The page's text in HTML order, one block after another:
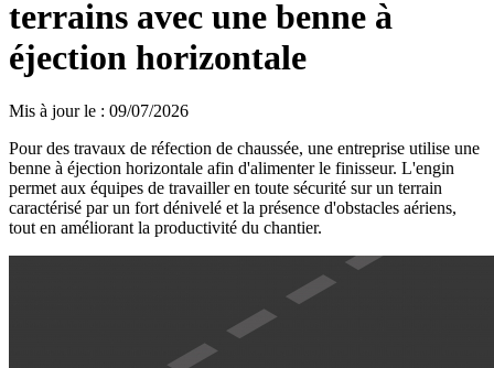
terrains avec une benne à
éjection horizontale
Mis à jour le : 09/07/2026
Pour des travaux de réfection de chaussée, une entreprise utilise une
benne à éjection horizontale afin d'alimenter le finisseur. L'engin
permet aux équipes de travailler en toute sécurité sur un terrain
caractérisé par un fort dénivelé et la présence d'obstacles aériens,
tout en améliorant la productivité du chantier.